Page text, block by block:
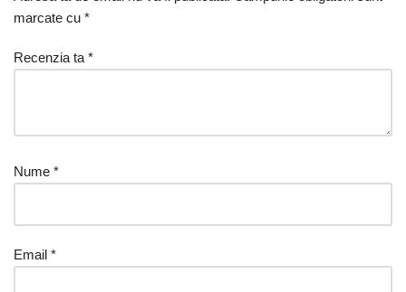
marcate cu *
Recenzia ta *
Nume *
Email *